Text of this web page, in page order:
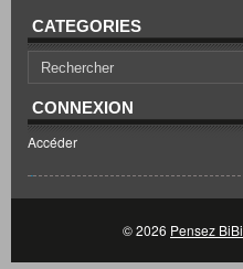
CATEGORIES
CONNEXION
Accéder
© 2026 Pensez BiBi